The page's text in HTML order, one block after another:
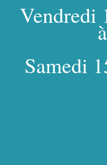
Vendredi
Samedi